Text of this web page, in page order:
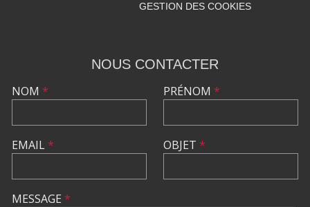
GESTION DES COOKIES
NOUS CONTACTER
NOM *
EMAIL*
PRÉNOM *
OBJET *
MESSAGE *